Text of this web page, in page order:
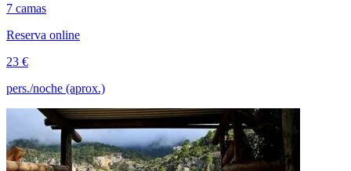
7 camas
Reserva online
23 €
pers./noche (aprox.)